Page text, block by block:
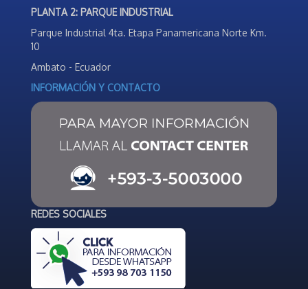
PLANTA 2: PARQUE INDUSTRIAL
Parque Industrial 4ta. Etapa Panamericana Norte Km.
10
Ambato - Ecuador
INFORMACIÓN Y CONTACTO
REDES SOCIALES